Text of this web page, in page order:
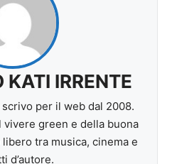
KATI IRRENTE
per il web dal 2008.
vivere green e della buona
tra musica, cinema e
d’autore.